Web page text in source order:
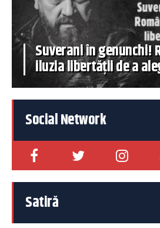
Suverani în genunchi!
iluzia libertății de a
Social Network
Satiră